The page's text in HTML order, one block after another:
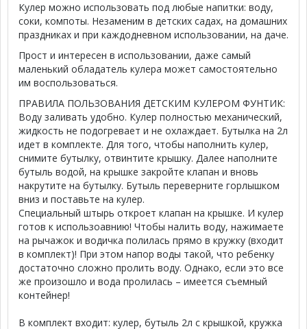
Кулер можно использовать под любые напитки: воду,
соки, компоты. Незаменим в детских садах, на домашних
праздниках и при каждодневном использовании, на даче.
Прост и интересен в использовании, даже самый
маленький обладатель кулера может самостоятельно
им воспользоваться.
ПРАВИЛА ПОЛЬЗОВАНИЯ ДЕТСКИМ КУЛЕРОМ ФУНТИК:
Воду заливать удобно. Кулер полностью механический,
жидкость не подогревает и не охлаждает. Бутылка на 2л
идет в комплекте. Для того, чтобы наполнить кулер,
снимите бутылку, отвинтите крышку. Далее наполните
бутыль водой, на крышке закройте клапан и вновь
накрутите на бутылку. Бутыль переверните горлышком
вниз и поставьте на кулер.
Специальный штырь откроет клапан на крышке. И кулер
готов к использоавнию! Чтобы налить воду, нажимаете
на рычажок и водичка полилась прямо в кружку (входит
в комплект)! При этом напор воды такой, что ребенку
достаточно сложно пролить воду. Однако, если это все
же произошло и вода пролилась – имеется съемный
контейнер!
В комплект входит: кулер, бутыль 2л с крышкой, кружка